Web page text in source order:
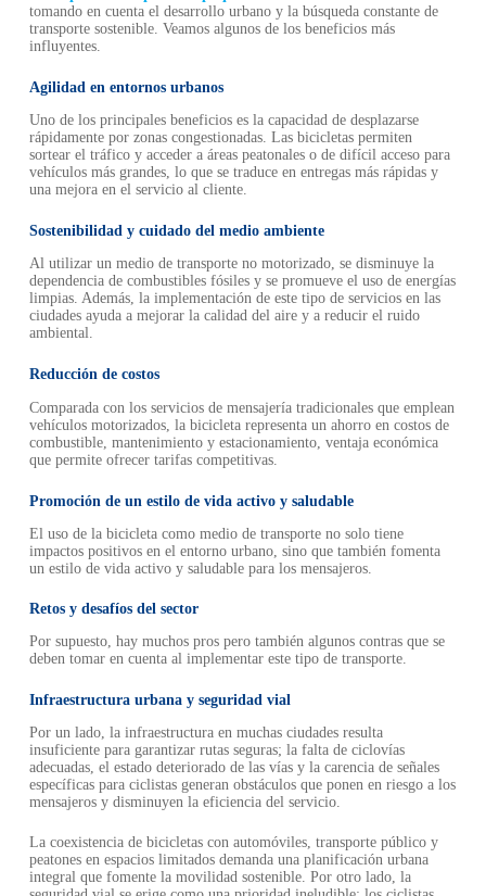
tomando en cuenta el desarrollo urbano y la búsqueda constante de
transporte sostenible. Veamos algunos de los beneficios más
influyentes.
Agilidad en entornos urbanos
Uno de los principales beneficios es la capacidad de desplazarse
rápidamente por zonas congestionadas. Las bicicletas permiten
sortear el tráfico y acceder a áreas peatonales o de difícil acceso para
vehículos más grandes, lo que se traduce en entregas más rápidas y
una mejora en el servicio al cliente.
Sostenibilidad y cuidado del medio ambiente
Al utilizar un medio de transporte no motorizado, se disminuye la
dependencia de combustibles fósiles y se promueve el uso de energías
limpias. Además, la implementación de este tipo de servicios en las
ciudades ayuda a mejorar la calidad del aire y a reducir el ruido
ambiental.
Reducción de costos
Comparada con los servicios de mensajería tradicionales que emplean
vehículos motorizados, la bicicleta representa un ahorro en costos de
combustible, mantenimiento y estacionamiento, ventaja económica
que permite ofrecer tarifas competitivas.
Promoción de un estilo de vida activo y saludable
El uso de la bicicleta como medio de transporte no solo tiene
impactos positivos en el entorno urbano, sino que también fomenta
un estilo de vida activo y saludable para los mensajeros.
Retos y desafíos del sector
Por supuesto, hay muchos pros pero también algunos contras que se
deben tomar en cuenta al implementar este tipo de transporte.
Infraestructura urbana y seguridad vial
Por un lado, la infraestructura en muchas ciudades resulta
insuficiente para garantizar rutas seguras; la falta de ciclovías
adecuadas, el estado deteriorado de las vías y la carencia de señales
específicas para ciclistas generan obstáculos que ponen en riesgo a los
mensajeros y disminuyen la eficiencia del servicio.
La coexistencia de bicicletas con automóviles, transporte público y
peatones en espacios limitados demanda una planificación urbana
integral que fomente la movilidad sostenible. Por otro lado, la